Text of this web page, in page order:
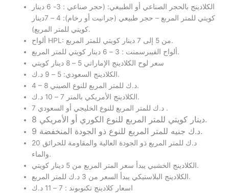
الكلادينج بالحجر الصناعي أو الطبيعي: (حجر صناعي : 3- 6 دينار
كويتي للمتر المربع – حجر طبيعي (جرانيت أو رخام): 4 – 7دينار
كويتي للمتر المربع).
ألواح HPL: من 5 إلى 7 دينار كويتي للمتر المربع.
ألواح الفيبرسمنت : 3 – 6 دينار كويتي للمتر المربع.
سعر لوح الكلادينج الإماراتي 5 – 8 دينار كويتي
الكلادينج السعودي: 5 – 9 د.ك.
4 – 8 د.ك للمتر المربع للنوع الصيني.
الكلادينج الأمريكي بالمتر 7 – 10 د.ك.
7 د.ك للمتر المربع للنوع الخليجي أو السعودي .
8 دينار كويتي للمتر المربع للنوع الكوري أو الأمريكي.
9 د.ك جنيه للمتر المربع للنوع ذو الجودة المنخفضة.
20 د.ك للمتر المربع ذو الجودة العالية والمقاومة للحرائق
والماء.
الكلادينج الخشبي يبدأ سعر المتر المربع من 5 دينار كويتي.
الكلادينج البلاستيكي يبدأ السعر من 3 د.ك للمتر المربع.
اسعار كلادينج تكنوبوند : 7 – 11 د.ك